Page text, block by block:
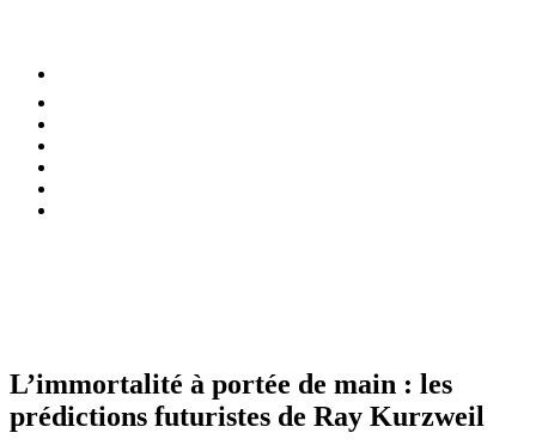
L’immortalité à portée de main : les
prédictions futuristes de Ray Kurzweil